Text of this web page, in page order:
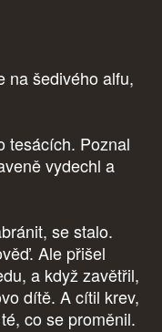
na šedivého alfu,
tesácích. Poznal
vydechl a
se stalo.
Ale přišel
a když zavětřil,
dítě. A cítil krev,
co se proměnil.